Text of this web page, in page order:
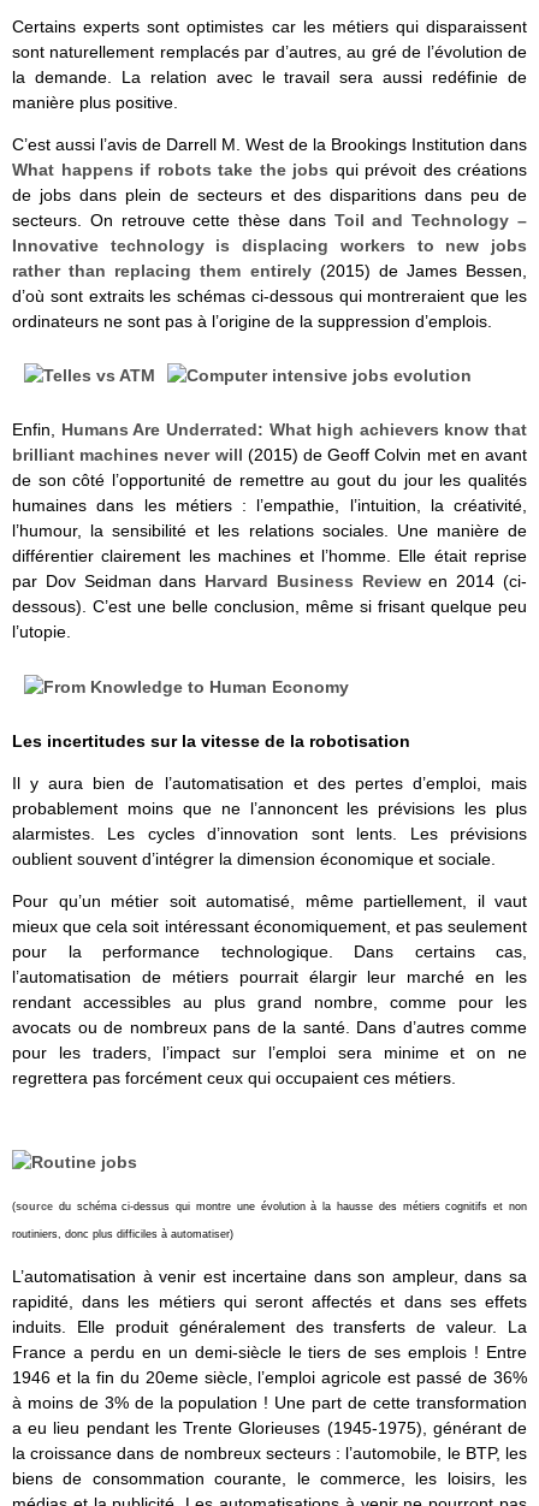
Certains experts sont optimistes car les métiers qui disparaissent
sont naturellement remplacés par d’autres, au gré de l’évolution de
la demande. La relation avec le travail sera aussi redéfinie de
manière plus positive.
C’est aussi l’avis de Darrell M. West de la Brookings Institution dans
What happens if robots take the jobs qui prévoit des créations
de jobs dans plein de secteurs et des disparitions dans peu de
secteurs. On retrouve cette thèse dans Toil and Technology –
Innovative technology is displacing workers to new jobs
rather than replacing them entirely(2015) de James Bessen,
d’où sont extraits les schémas ci-dessous qui montreraient que les
ordinateurs ne sont pas à l’origine de la suppression d’emplois.
Enfin, Humans Are Underrated: What high achievers know that
brilliant machines never will (2015) de Geoff Colvin met en avant
de son côté l’opportunité de remettre au gout du jour les qualités
humaines dans les métiers : l’empathie, l’intuition, la créativité,
l’humour, la sensibilité et les relations sociales. Une manière de
différentier clairement les machines et l’homme. Elle était reprise
par Dov Seidman dans Harvard Business Reviewen 2014 (ci-
dessous). C’est une belle conclusion, même si frisant quelque peu
l’utopie.
Les incertitudes sur la vitesse de la robotisation
Il y aura bien de l’automatisation et des pertes d’emploi, mais
probablement moins que ne l’annoncent les prévisions les plus
alarmistes. Les cycles d’innovation sont lents. Les prévisions
oublient souvent d’intégrer la dimension économique et sociale.
Pour qu’un métier soit automatisé, même partiellement, il vaut
mieux que cela soit intéressant économiquement, et pas seulement
pour la performance technologique. Dans certains cas,
l’automatisation de métiers pourrait élargir leur marché en les
rendant accessibles au plus grand nombre, comme pour les
avocats ou de nombreux pans de la santé. Dans d’autres comme
pour les traders, l’impact sur l’emploi sera minime et on ne
regrettera pas forcément ceux qui occupaient ces métiers.
(source du schéma ci-dessus qui montre une évolution à la hausse des métiers cognitifs et non
routiniers, donc plus difficiles à automatiser)
L’automatisation à venir est incertaine dans son ampleur, dans sa
rapidité, dans les métiers qui seront affectés et dans ses effets
induits. Elle produit généralement des transferts de valeur. La
France a perdu en un demi-siècle le tiers de ses emplois ! Entre
1946 et la fin du 20eme siècle, l’emploi agricole est passé de 36%
à moins de 3% de la population ! Une part de cette transformation
a eu lieu pendant les Trente Glorieuses (1945-1975), générant de
la croissance dans de nombreux secteurs : l’automobile, le BTP, les
biens de consommation courante, le commerce, les loisirs, les